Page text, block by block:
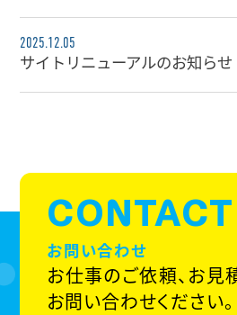
2025.12.05
サイトリニューアルのお知らせ
CONTACT
お問い合わせ
お仕事のご依頼、お見
お問い合わせください。